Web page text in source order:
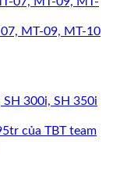
MT-09, MT-10
300i, SH 350i
của TBT team